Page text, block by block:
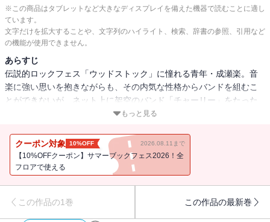
※この商品はタブレットなど大きなディスプレイを備えた機器で読むことに適し
ています。
文字だけを拡大することや、文字列のハイライト、検索、辞書の参照、引用など
の機能が使用できません。
あらすじ
伝説的ロックフェス「ウッドストック」に憧れる青年・成瀬楽。音
楽に強い思いを抱きながらも、その内気な性格からバンドを組むこ
とができないが、ネット上に架空のバンド「チャーリー」をたった
一人で立ち上げる。やがて思惑を超えた広がりを見せ始める「チャ
―――!? 迫力の演奏シーンが必見のブッチぎり青春バンドストーリ
ー！
もっと見る
クーポン対象 10%OFF 2026.08.11まで
【10%OFFクーポン】サマーブックフェス2026！全
フロアで使える
この作品の1巻 この作品の最新巻